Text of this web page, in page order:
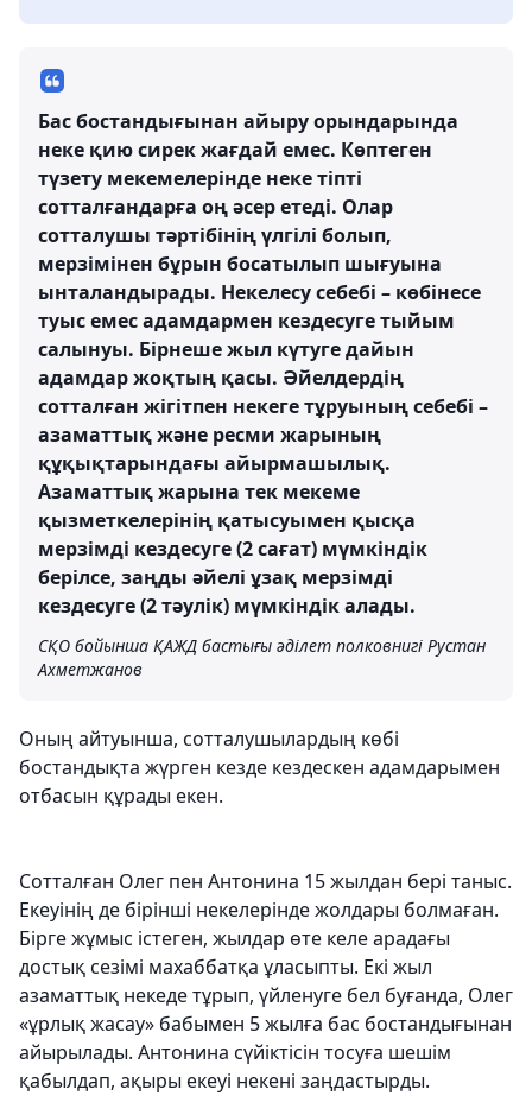
Бас бостандығынан айыру орындарында
неке қию сирек жағдай емес. Көптеген
түзету мекемелерінде неке тіпті
сотталғандарға оң әсер етеді. Олар
сотталушы тәртібінің үлгілі болып,
мерзімінен бұрын босатылып шығуына
ынталандырады. Некелесу себебі – көбінесе
туыс емес адамдармен кездесуге тыйым
салынуы. Бірнеше жыл күтуге дайын
адамдар жоқтың қасы. Әйелдердің
сотталған жігітпен некеге тұруының себебі –
азаматтық және ресми жарының
құқықтарындағы айырмашылық.
Азаматтық жарына тек мекеме
қызметкелерінің қатысуымен қысқа
мерзімді кездесуге (2 сағат) мүмкіндік
берілсе, заңды әйелі ұзақ мерзімді
кездесуге (2 тәулік) мүмкіндік алады.
СҚО бойынша ҚАЖД бастығы әділет полковнигі Рустан
Ахметжанов
Оның айтуынша, сотталушылардың көбі
бостандықта жүрген кезде кездескен адамдарымен
отбасын құрады екен.
Сотталған Олег пен Антонина 15 жылдан бері таныс.
Екеуінің де бірінші некелерінде жолдары болмаған.
Бірге жұмыс істеген, жылдар өте келе арадағы
достық сезімі махаббатқа ұласыпты. Екі жыл
азаматтық некеде тұрып, үйленуге бел буғанда, Олег
«ұрлық жасау» бабымен 5 жылға бас бостандығынан
айырылады. Антонина сүйіктісін тосуға шешім
қабылдап, ақыры екеуі некені заңдастырды.